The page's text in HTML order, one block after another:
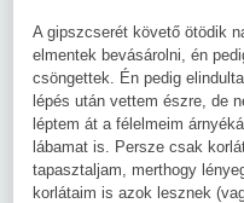
A gipszcserét követő ötödik
elmentek bevásárolni, én
csöngettek. Én pedig
lépés után vettem észre, de
léptem át a félelmeim
lábamat is. Persze csak
tapasztaljam, merthogy
korlátaim is azok lesznek